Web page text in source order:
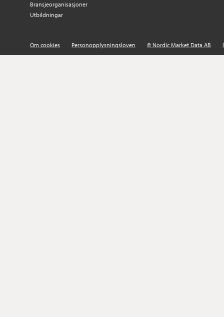
Bransjeorganisasjoner
Utbildningar
Om cookies Personopplysningsloven © Nordic Market Data AB